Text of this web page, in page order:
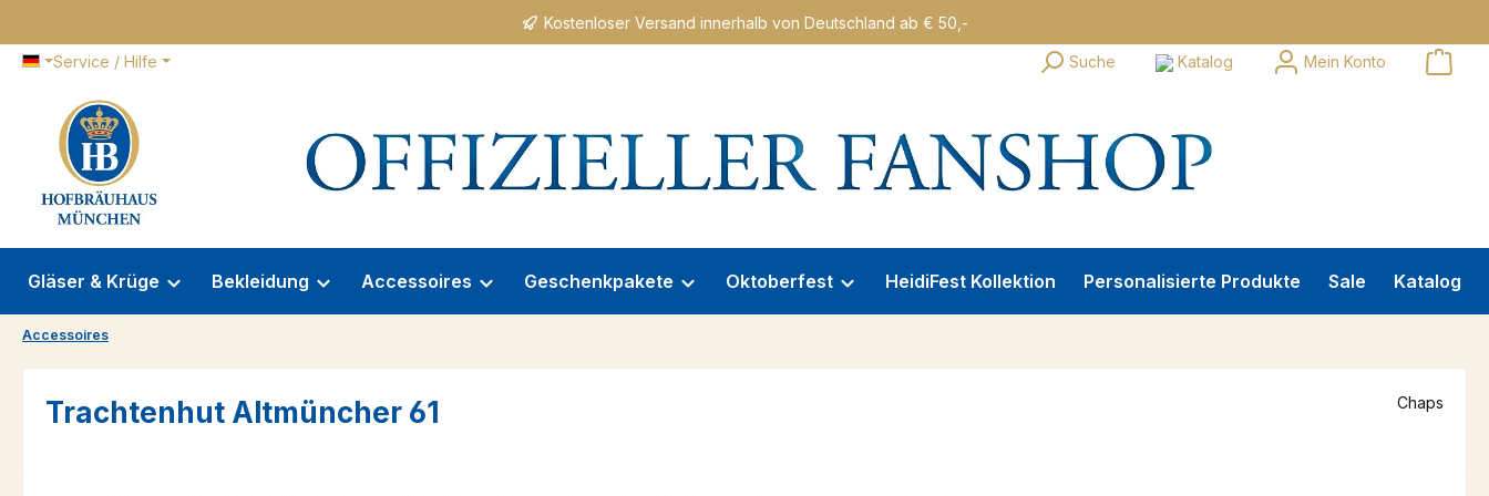
Kostenloser Versand innerhalb von Deutschland ab € 50,-
Service / Hilfe Suche Katalog Mein Konto
Gläser & Krüge Bekleidung Accessoires Geschenkpakete Oktoberfest HeidiFest Kollektion Personalisierte Produkte Sale Katalog
Accessoires
Trachtenhut Altmüncher 61 Chaps